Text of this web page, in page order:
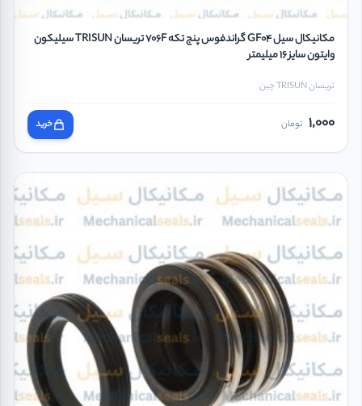
مکانیکال سیل GF04 گراندفوس پنج تکه 706F تریسان TRISUN سیلیکون
وایتون سایز 16 میلیمتر
تریسان TRISUN چین
1,000 تومان خرید